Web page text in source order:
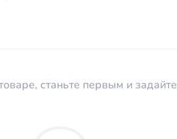
станьте первым и